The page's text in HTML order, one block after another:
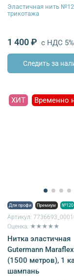
Эластичная нить
трикотажа
1 400 ₽ с НДС 5%
Следить за
ХИТ Временно
Для профи Премиум №120
Артикул:
Оценка: ★★★★★
Нитка эластичная
Gutermann
(1500 метров), 1
шампань